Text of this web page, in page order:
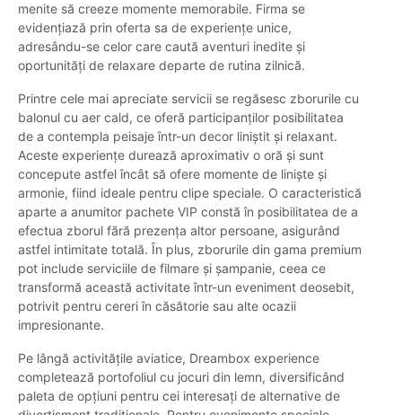
menite să creeze momente memorabile. Firma se
evidențiază prin oferta sa de experiențe unice,
adresându-se celor care caută aventuri inedite și
oportunități de relaxare departe de rutina zilnică.
Printre cele mai apreciate servicii se regăsesc zborurile cu
balonul cu aer cald, ce oferă participanților posibilitatea
de a contempla peisaje într-un decor liniștit și relaxant.
Aceste experiențe durează aproximativ o oră și sunt
concepute astfel încât să ofere momente de liniște și
armonie, fiind ideale pentru clipe speciale. O caracteristică
aparte a anumitor pachete VIP constă în posibilitatea de a
efectua zborul fără prezența altor persoane, asigurând
astfel intimitate totală. În plus, zborurile din gama premium
pot include serviciile de filmare și șampanie, ceea ce
transformă această activitate într-un eveniment deosebit,
potrivit pentru cereri în căsătorie sau alte ocazii
impresionante.
Pe lângă activitățile aviatice, Dreambox experience
completează portofoliul cu jocuri din lemn, diversificând
paleta de opțiuni pentru cei interesați de alternative de